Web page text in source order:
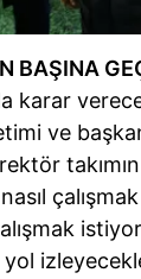
BAŞINA
karar
ve
takımın
yol